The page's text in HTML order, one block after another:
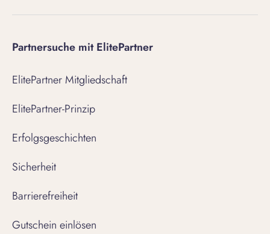
Partnersuche mit ElitePartner
ElitePartner Mitgliedschaft
ElitePartner-Prinzip
Erfolgsgeschichten
Sicherheit
Barrierefreiheit
Gutschein einlösen